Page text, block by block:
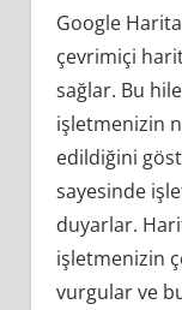
Google
çevrimiçi
sağlar. Bu
işletmenizin
edildiğini
sayesinde
duyarlar.
işletmenizin
vurgular ve